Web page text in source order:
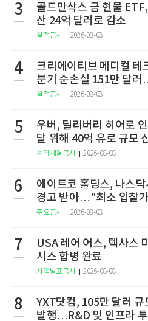
3
골드만삭스 금 현물
산 24억 달러로 감소
실적공시 2026-08-08
4
크리에이티브 메디컬 테
분기 순손실 151만 달
사로 446만 달러 조달
실적공시 2026-08-08
5
우버, 딜리버리 히어로
달 위해 40억 유로 규모
결
계약체결공시 2026-08-08
6
에이트코 홀딩스, 나스닥
경고 받아…"최소 입찰
주요공시 2026-08-08
7
USA 레어 어스, 텍사스
시스 합병 완료
사업발표공시 2026-08-08
8
YXT닷컴, 105만 달러 규
발행…R&D 및 인프라